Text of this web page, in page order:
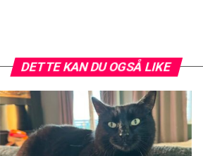
DETTE KAN DU OGSÅ LIKE